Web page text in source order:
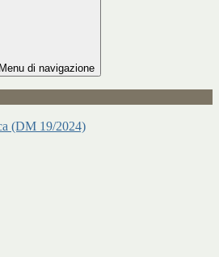
Menu di navigazione
(DM 19/2024)